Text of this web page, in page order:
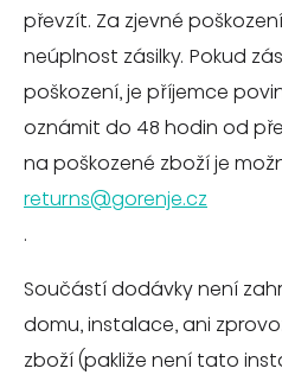
převzít. Za zjevné
neúplnost zásilky. Pokud
poškození, je příjemce
oznámit do 48 hodin od
na poškozené zboží je
returns@gorenje.cz
.
Součástí dodávky není
domu, instalace, ani
zboží (pakliže není tato